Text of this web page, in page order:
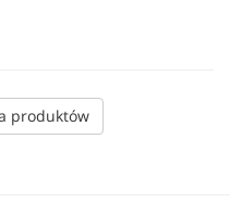
produktów